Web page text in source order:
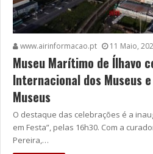
www.airinformacao.pt 11 Maio,
Museu Marítimo de Ílhavo
Internacional dos Museus
Museus
O destaque das celebrações é a
em Festa”, pelas 16h30. Com a
Pereira,…